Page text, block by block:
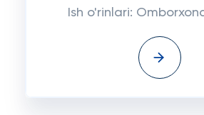
Ish o'rinlari: